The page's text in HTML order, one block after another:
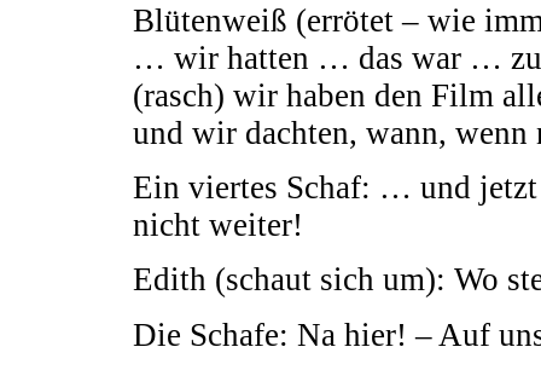
Blütenweiß (errötet – wie
… wir hatten … das war … zu
(rasch) wir haben den Film
und wir dachten, wann,
Ein viertes Schaf: … und jetzt
nicht weiter!
Edith (schaut sich um): Wo
Die Schafe: Na hier! – Auf